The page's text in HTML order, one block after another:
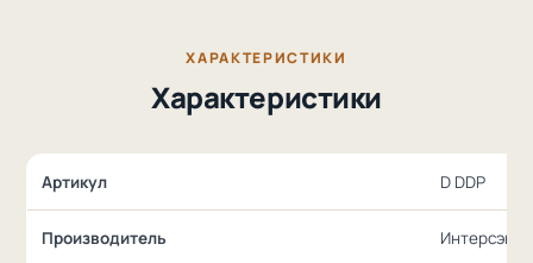
ХАРАКТЕРИСТИКИ
Характеристики
Артикул D DDP
Производитель Интерсэн